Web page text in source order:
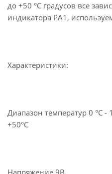
до +50 °C градусов все
индикатора РА1,
Характеристики:
Диапазон температур 0 °C -
+50°C
Напряжение 9В